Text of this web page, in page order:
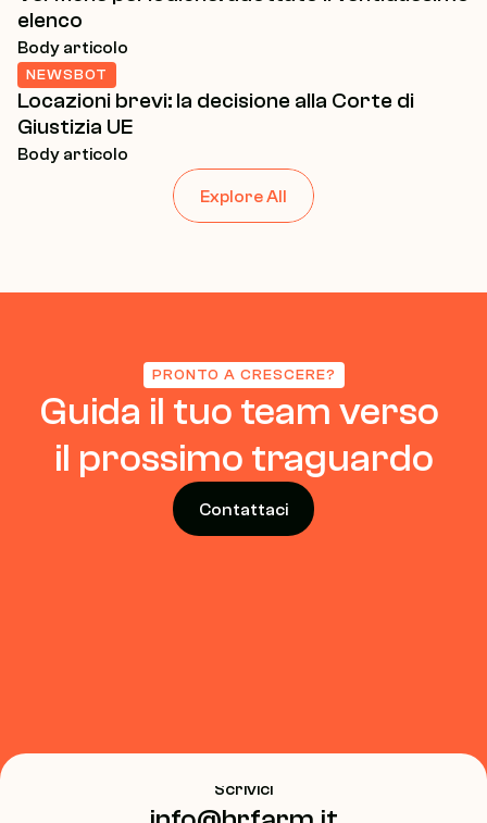
Explore All
elenco
Body articolo
NEWSBOT
Locazioni brevi: la decisione alla Corte di
Giustizia UE
Body articolo
PRONTO A CRESCERE?
Guida il tuo team verso
il prossimo traguardo
Contattaci
Scrivici